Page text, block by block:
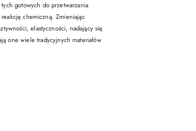
gotowych do przetwarzania
chemiczną. Zmieniając
elastyczności, nadający się
one wiele tradycyjnych materiałów